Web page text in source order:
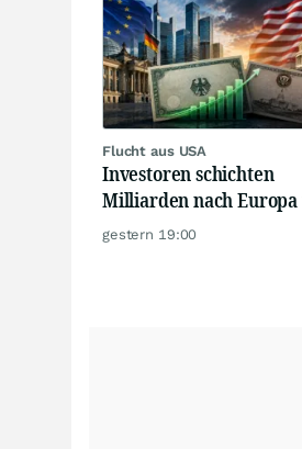
Flucht aus USA
Investoren schichten
Milliarden nach
gestern 19:00